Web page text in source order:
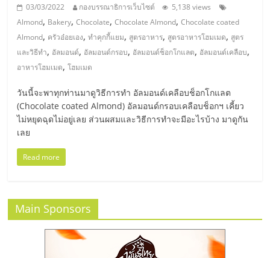
เอ็
มอี
ไทย,
SMEs,
แฟ
รน
ไชส์,
03/03/2022 กองบรรณาธิการเว็บไซต์
5,138 views
Almond, Bakery,Chocolate,Chocolate Almond,Chocolate coated
Almond, ครัวอ๋อยเอง,ทำคุกกี้แยม, สูตรอาหาร, สูตรอาหารโฮมเมด, สูตร
และวิธีทำ, อัลมอนด์, อัลมอนด์กรอบ, อัลมอนด์ช็อกโกแลต, อัลมอนด์เคลือบ,
อาหารโฮมเมด,โฮมเมด
วันนี้จะพาทุกท่านมาดูวิธีการทำ อัลมอนด์เคลือบช็อกโกแลต
(Chocolate coated Almond) อัลมอนด์กรอบเคลือบช็อกฯ เคี้ยว
ไม่หยุดฉุดไม่อยู่เลย ส่วนผสมและวิธีการทำจะมีอะไรบ้าง มาดูกัน
เลย
Read more
Main Sponsors